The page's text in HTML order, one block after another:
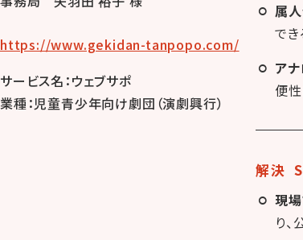
https://www.gekidan-tanpopo.com/
サービス名：ウェブサポ
業種：児童青少年向け劇団（演劇興行）
属
で
ア
便
解決
現
り